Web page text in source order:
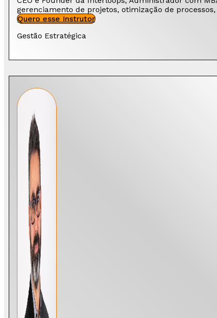
gerenciamento de projetos, otimização de
Quero esse Instrutor
Gestão Estratégica